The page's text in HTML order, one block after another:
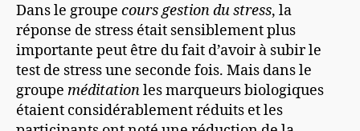
Dans le groupe cours gestion du stress, la
réponse de stress était sensiblement plus
importante peut être du fait d’avoir à subir le
test de stress une seconde fois. Mais dans le
groupe méditationles marqueurs biologiques
étaient considérablement réduits et les